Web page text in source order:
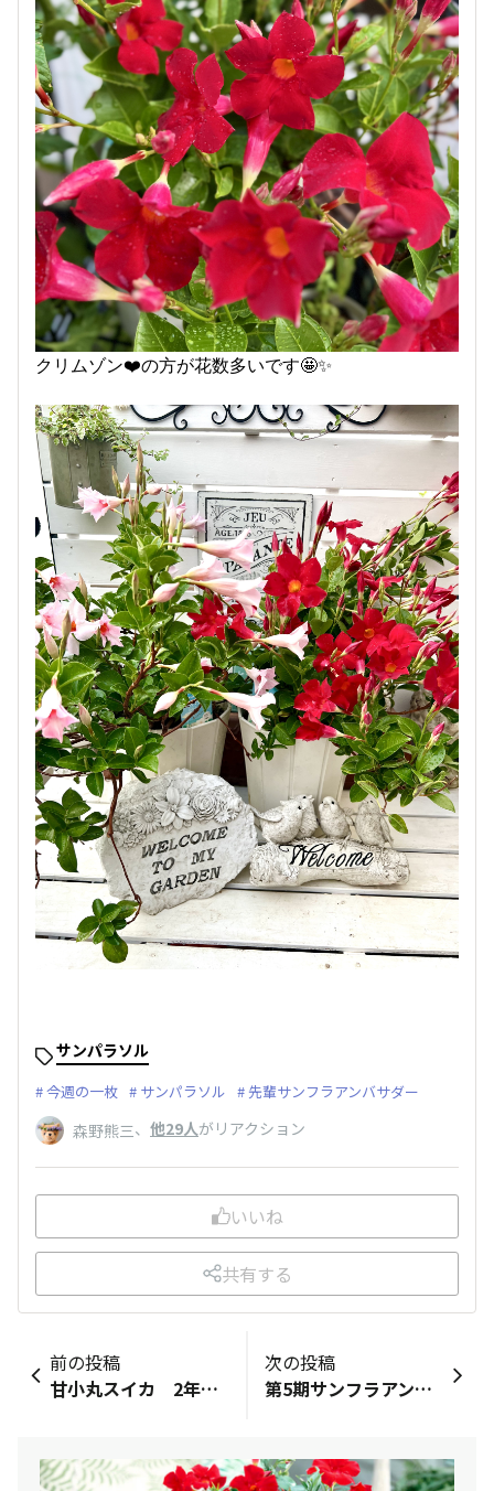
クリムゾン❤️の方が花数多いです🤩✨
サンパラソル
今週の一枚 サンパラソル 先輩サンフラアンバサダー
森野熊三、 他29人がリアクション
いいね
共有する
前の投稿
甘小丸スイカ 2年ぶり栽培
次の投稿
第5期サンフラアンバサダー記録📝